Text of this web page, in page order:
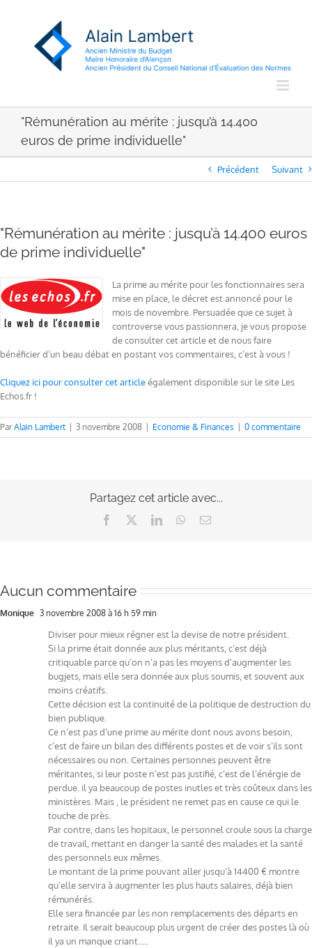
"Rémunération au mérite : jusqu’à 14.400
euros de prime individuelle"
Précédent Suivant
"Rémunération au mérite : jusqu’à 14.400 euros
de prime individuelle"
La prime au mérite pour les fonctionnaires sera
mise en place, le décret est annoncé pour le
mois de novembre. Persuadée que ce sujet à
controverse vous passionnera, je vous propose
de consulter cet article et de nous faire
bénéficier d’un beau débat en postant vos commentaires, c’est à vous !
Cliquez ici pour consulter cet articleégalement disponible sur le site Les
Echos.fr !
ParAlain Lambert 3 novembre 2008 Economie & Finances 0 commentaire
Partagez cet article avec...
Facebook LinkedInWhatsApp
Email
Aucun commentaire
Monique 3 novembre 2008 à 16 h 59 min
Diviser pour mieux régner est la devise de notre président.
Si la prime était donnée aux plus méritants, c’est déjà
critiquable parce qu’on n’a pas les moyens d’augmenter les
bugjets, mais elle sera donnée aux plus soumis, et souvent aux
moins créatifs.
Cette décision est la continuité de la politique de destruction du
bien publique.
Ce n’est pas d’une prime au mérite dont nous avons besoin,
c’est de faire un bilan des différents postes et de voir s’ils sont
nécessaires ou non. Certaines personnes peuvent être
méritantes, si leur poste n’est pas justifié, c’est de l’énérgie de
perdue. il ya beaucoup de postes inutles et très coûteux dans les
ministères. Mais , le président ne remet pas en cause ce qui le
touche de près.
Par contre, dans les hopitaux, le personnel croule sous la charge
de travail, mettant en danger la santé des malades et la santé
des personnels eux mêmes.
Le montant de la prime pouvant aller jusqu’à 14400 € montre
qu’elle servira à augmenter les plus hauts salaires, déjà bien
rémunérés.
Elle sera financée par les non remplacements des départs en
retraite. Il serait beaucoup plus urgent de créer des postes là où
il ya un manque criant…..